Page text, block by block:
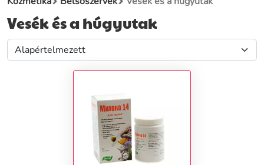
Vesék és a húgyutak